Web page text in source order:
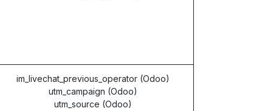
im_livechat_previous_operator (Odoo)
utm_campaign (Odoo)
utm_source (Odoo)